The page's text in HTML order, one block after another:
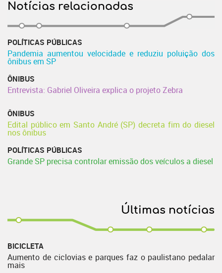
Notícias relacionadas
POLÍTICAS PÚBLICAS
Pandemia aumentou velocidade e reduziu poluição dos
ônibus em SP
ÔNIBUS
Entrevista: Gabriel Oliveira explica o projeto Zebra
ÔNIBUS
Edital público em Santo André (SP) decreta fim do diesel
nos ônibus
POLÍTICAS PÚBLICAS
Grande SP precisa controlar emissão dos veículos a diesel
Últimas notícias
BICICLETA
Aumento de ciclovias e parques faz o paulistano pedalar
mais